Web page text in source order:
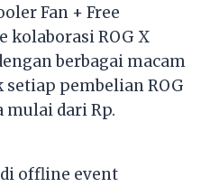
Fan + Free
kolaborasi ROG X
berbagai macam
pembelian ROG
mulai dari Rp.
offline event